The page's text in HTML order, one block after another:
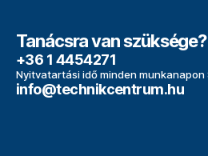
Tanácsra van szüksége?
+36 1 4454271
Nyitvatartási idő minden munkanapon
info@technikcentrum.hu